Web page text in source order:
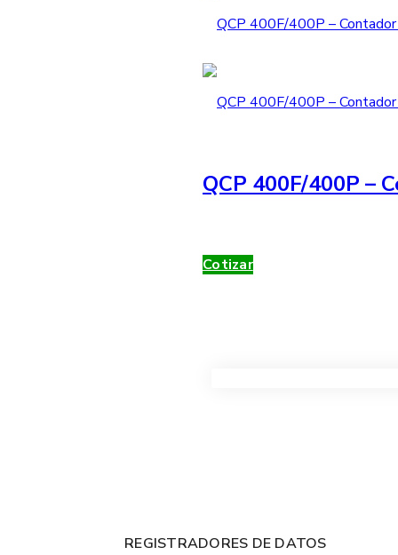
QCP 400F/400P –
Cotizar
REGISTRADORES DE DATOS